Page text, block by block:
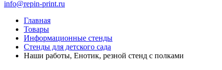
info@repin-print.ru
Главная
Товары
Информационные стенды
Стенды для детского сада
Наши работы, Енотик, резной стенд с полками